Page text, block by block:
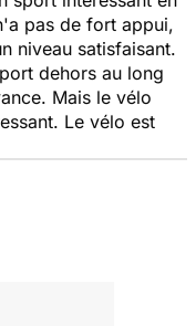
pas de fort appui,
niveau satisfaisant.
dehors au long
Mais le vélo
Le vélo est